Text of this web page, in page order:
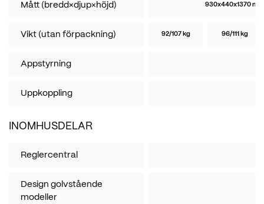
Mått (bredd×djup×höjd) 930x440x1370 mm
Vikt (utan förpackning) 92/107 kg 96/111 kg
Appstyrning
Uppkoppling
INOMHUSDELAR
Reglercentral
Design golvstående
modeller